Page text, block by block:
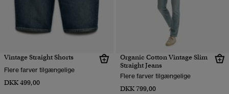
Vintage Straight Shorts
Flere farver tilgængelige
DKK 499,00
Organic Cotton Vintage Slim
Straight Jeans
Flere farver tilgængelige
DKK 799,00